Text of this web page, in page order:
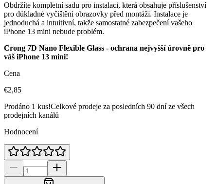
Obdržíte kompletní sadu pro instalaci, která obsahuje příslušenství
pro důkladné vyčištění obrazovky před montáží. Instalace je
jednoduchá a intuitivní, takže samostatné zabezpečení vašeho
iPhone 13 mini nebude problém.
Crong 7D Nano Flexible Glass - ochrana nejvyšší úrovně pro
váš iPhone 13 mini!
Cena
€2,85
Prodáno 1 kus!Celkové prodeje za posledních 90 dní ze všech
prodejních kanálů
Hodnocení